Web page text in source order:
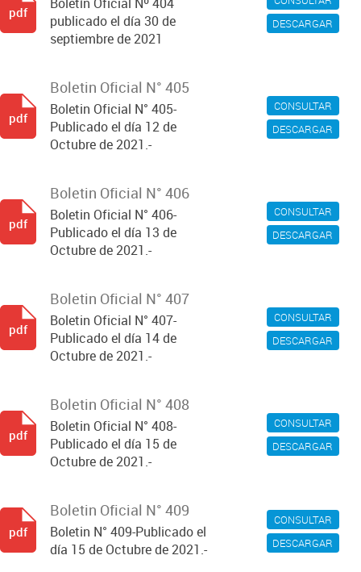
DESCARGAR
publicado el día 30 de
septiembre de 2021
pdf
CONSULTAR
DESCARGAR
Boletin Oficial N° 405
Boletin Oficial N° 405-
Publicado el día 12 de
Octubre de 2021.-
pdf
CONSULTAR
DESCARGAR
Boletin Oficial N° 406
Boletin Oficial N° 406-
Publicado el día 13 de
Octubre de 2021.-
pdf
CONSULTAR
DESCARGAR
Boletin Oficial N° 407
Boletin Oficial N° 407-
Publicado el día 14 de
Octubre de 2021.-
pdf
CONSULTAR
DESCARGAR
Boletin Oficial N° 408
Boletin Oficial N° 408-
Publicado el día 15 de
Octubre de 2021.-
pdf
CONSULTAR
DESCARGAR
Boletin Oficial N° 409
Boletin N° 409-Publicado el
día 15 de Octubre de 2021.-
pdf